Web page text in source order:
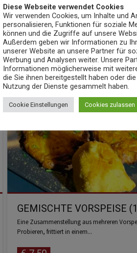
GEMISCHTE VORSPEISE
Eine Zusammenstellung aus mehreren
Probieren, frittiert in einem...
Diese Webseite verwendet Cookies
Wir verwenden Cookies, um Inhalte und
personalisieren, Funktionen für soziale
können und die Zugriffe auf unsere
Außerdem geben wir Informationen zu
unserer Website an unsere Partner für
Werbung und Analysen weiter. Unsere
Informationen möglicherweise mit
die Sie ihnen bereitgestellt haben oder
Nutzung der Dienste gesammelt haben.
Cookie Einstellungen Cookies zulassen